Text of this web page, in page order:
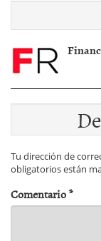
Tu dirección de
obligatorios están
Comentario*